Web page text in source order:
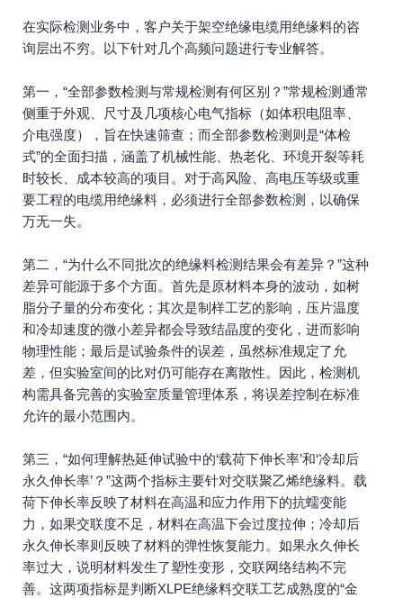
在实际检测业务中，客户关于架空绝缘电缆用绝缘料的咨
询层出不穷。以下针对几个高频问题进行专业解答。
第一，“全部参数检测与常规检测有何区别？”常规检测通常
侧重于外观、尺寸及几项核心电气指标（如体积电阻率、
介电强度），旨在快速筛查；而全部参数检测则是“体检
式”的全面扫描，涵盖了机械性能、热老化、环境开裂等耗
时较长、成本较高的项目。对于高风险、高电压等级或重
要工程的电缆用绝缘料，必须进行全部参数检测，以确保
万无一失。
第二，“为什么不同批次的绝缘料检测结果会有差异？”这种
差异可能源于多个方面。首先是原材料本身的波动，如树
脂分子量的分布变化；其次是制样工艺的影响，压片温度
和冷却速度的微小差异都会导致结晶度的变化，进而影响
物理性能；最后是试验条件的误差，虽然标准规定了允
差，但实验室间的比对仍可能存在离散性。因此，检测机
构需具备完善的实验室质量管理体系，将误差控制在标准
允许的最小范围内。
第三，“如何理解热延伸试验中的‘载荷下伸长率’和‘冷却后
永久伸长率’？”这两个指标主要针对交联聚乙烯绝缘料。载
荷下伸长率反映了材料在高温和应力作用下的抗蠕变能
力，如果交联度不足，材料在高温下会过度拉伸；冷却后
永久伸长率则反映了材料的弹性恢复能力。如果永久伸长
率过大，说明材料发生了塑性变形，交联网络结构不完
善。这两项指标是判断XLPE绝缘料交联工艺成熟度的“金